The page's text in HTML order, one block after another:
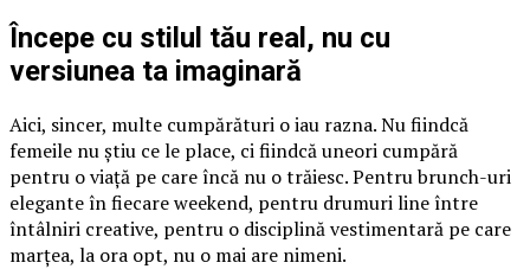
Începe cu stilul tău real, nu cu
versiunea ta imaginară
Aici, sincer, multe cumpărături o iau razna. Nu fiindcă
femeile nu știu ce le place, ci fiindcă uneori cumpără
pentru o viață pe care încă nu o trăiesc. Pentru brunch-uri
elegante în fiecare weekend, pentru drumuri line între
întâlniri creative, pentru o disciplină vestimentară pe care
marțea, la ora opt, nu o mai are nimeni.